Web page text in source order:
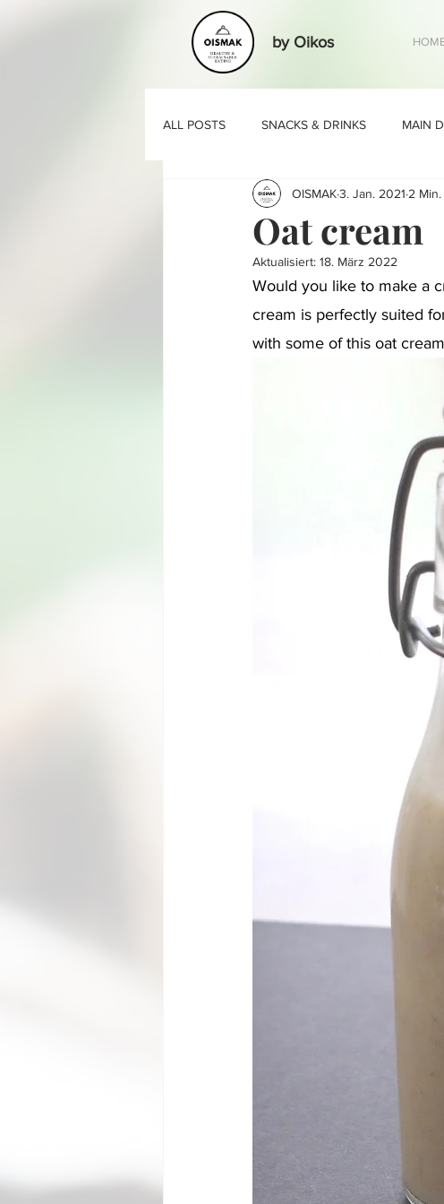
by Oikos
ALL POSTS SNACKS & DRINKS MAIN
BASIC RECIPES
Oat cream
OISMAK3. Jan. 2021 2
Aktualisiert: 18. März 2022
Would you like to make a
cream is perfectly suited
with some of this oat